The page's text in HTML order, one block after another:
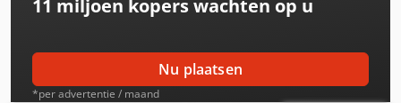
11 miljoen koperswachten op u
Nu plaatsen
*per advertentie / maand